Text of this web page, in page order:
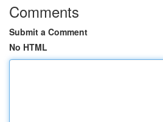
Comments
Submit a Comment
No HTML